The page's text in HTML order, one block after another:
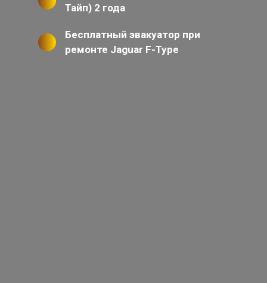
Тайп) 2 года
Бесплатный эвакуатор при
ремонте Jaguar F-Type